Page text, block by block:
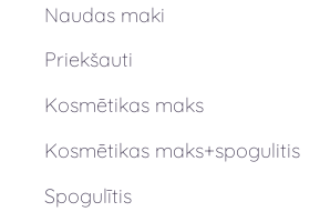
Naudas maki
Priekšauti
Kosmētikas maks
Kosmētikas maks+spogulitis
Spogulītis